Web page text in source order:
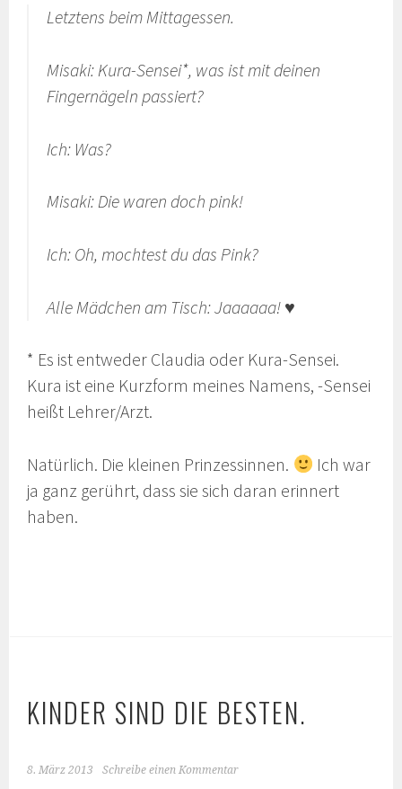
Letztens beim Mittagessen.
Misaki: Kura-Sensei*, was ist mit deinen
Fingernägeln passiert?
Ich: Was?
Misaki: Die waren doch pink!
Ich: Oh, mochtest du das Pink?
Alle Mädchen am Tisch: Jaaaaaa! ♥
* Es ist entweder Claudia oder Kura-Sensei.
Kura ist eine Kurzform meines Namens, -Sensei
heißt Lehrer/Arzt.
Natürlich. Die kleinen Prinzessinnen.
Ich war
ja ganz gerührt, dass sie sich daran erinnert
haben.
KINDER SIND DIE BESTEN.
8. März 2013 Schreibe einen Kommentar